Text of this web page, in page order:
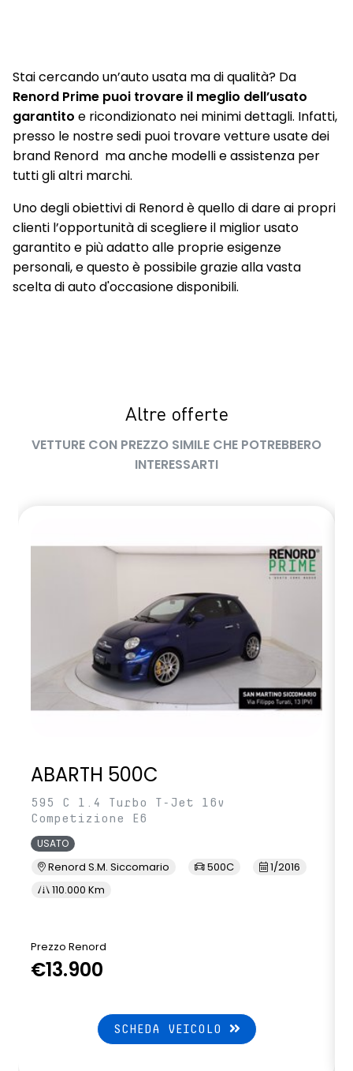
Stai cercando un’auto usata ma di qualità? Da
Renord Prime puoi trovare il meglio dell’usato
garantito e ricondizionato nei minimi dettagli. Infatti,
presso le nostre sedi puoi trovare vetture usate dei
brand Renord ma anche modelli e assistenza per
tutti gli altri marchi.
Uno degli obiettivi di Renord è quello di dare ai propri
clienti l’opportunità di scegliere il miglior usato
garantito e più adatto alle proprie esigenze
personali, e questo è possibile grazie alla vasta
scelta di auto d'occasione disponibili.
Altre offerte
VETTURE CON PREZZO SIMILE CHE POTREBBERO
INTERESSARTI
ABARTH 500C
595 C 1.4 Turbo T-Jet 16v
Competizione E6
USATO
Renord S.M. Siccomario 500C
1/2016
110.000 Km
Prezzo Renord
€13.900
SCHEDA VEICOLO